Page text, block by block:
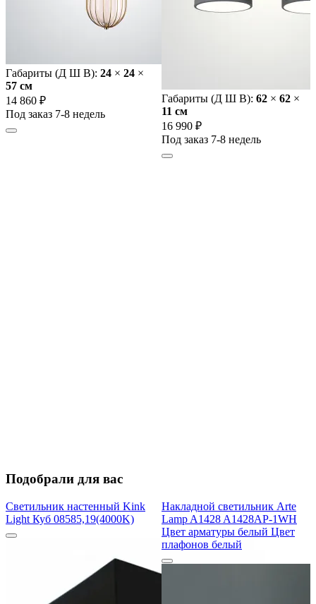
Габариты (Д Ш В): 24 × 24 ×
57 cм
14 860 ₽
Под заказ 7-8 недель
Габариты (Д Ш В): 62 × 62 ×
11 cм
16 990 ₽
Под заказ 7-8 недель
Подобрали для вас
Светильник настенный Kink
Light Куб 08585,19(4000K)
Накладной светильник Arte
Lamp A1428 A1428AP-1WH
Цвет арматуры белый Цвет
плафонов белый